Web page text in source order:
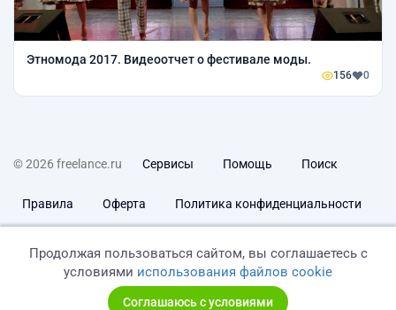
Этномода 2017. Видеоотчет о фестивале моды.
156 0
© 2026 freelance.ru Сервисы Помощь Поиск
Правила Оферта Политика конфиденциальности
Продолжая пользоваться сайтом, вы соглашаетесь с
условиями использования файлов cookie
Соглашаюсь с условиями